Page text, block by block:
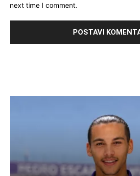
next time I comment.